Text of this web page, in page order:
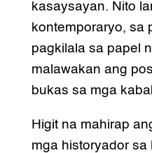
kasaysayan. Nito
kontemporaryo, sa
pagkilala sa papel
malawakan ang
bukas sa mga
Higit na mahirap
mga historyador sa